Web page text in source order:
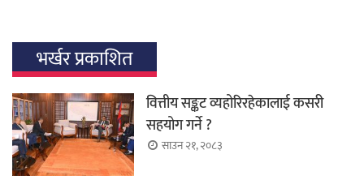
भर्खर प्रकाशित
वित्तीय सङ्कट व्यहोरिरहेकालाई कसरी
सहयोग गर्ने ?
साउन २१, २०८३